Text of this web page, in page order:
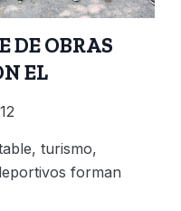
DE OBRAS
EL
12
turismo,
forman